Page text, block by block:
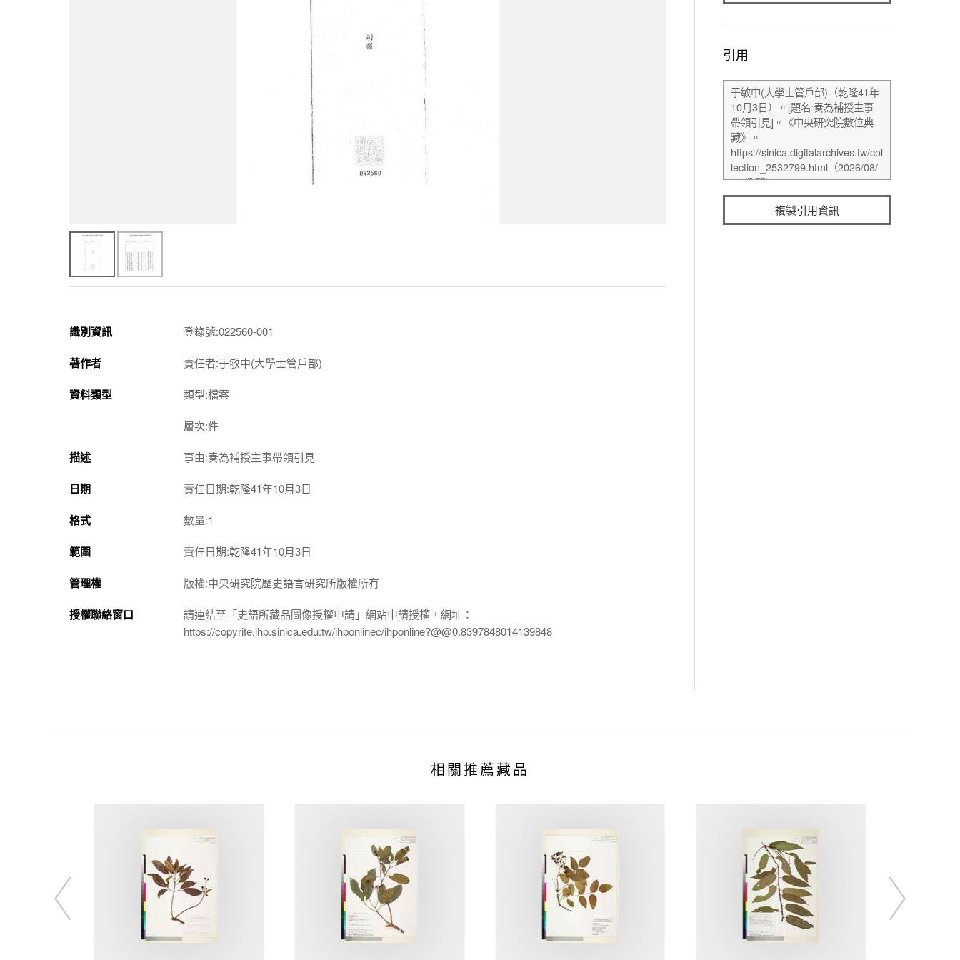
識別資訊 登錄號:022560-001
著作者 責任者:于敏中(大學士管戶部)
資料類型 類型:檔案
層次:件
描述 事由:奏為補授主事帶領引見
日期 責任日期:乾隆41年10月3日
格式 數量:1
範圍 責任日期:乾隆41年10月3日
管理權 版權:中央研究院歷史語言研究所版權所有
授權聯絡窗口
請連結至「史語所藏品圖像授權申請」網站申請授權，網址：
https://copyrite.ihp.sinica.edu.tw/ihponlinec/ihponline?@@0.8397848014139848
引用
複製引用資訊
相關推薦藏品